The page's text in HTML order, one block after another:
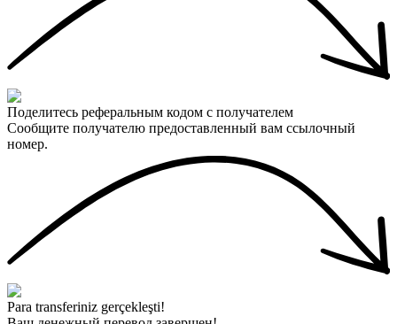
Поделитесь реферальным кодом с получателем
Сообщите получателю предоставленный вам ссылочный
номер.
Para transferiniz gerçekleşti!